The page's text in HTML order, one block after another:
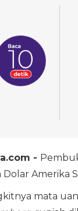
-
Dolar Amerika
mata